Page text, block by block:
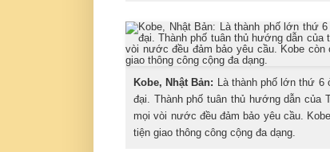
Kobe, Nhật Bản: Là thành phố lớn thứ 6
đại. Thành phố tuân thủ hướng dẫn
mọi vòi nước đều đảm bảo yêu cầu.
tiện giao thông công cộng đa dạng.